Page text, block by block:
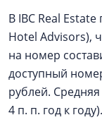
В IBC Real
Hotel Advisors),
на номер
доступный
рублей. Средняя
4 п. п. год к году).